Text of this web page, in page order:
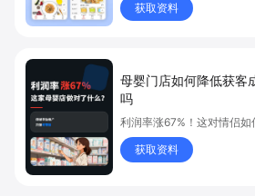
获取资料
母婴门店如何降低获客
吗
利润率涨67%！这对情侣
获取资料